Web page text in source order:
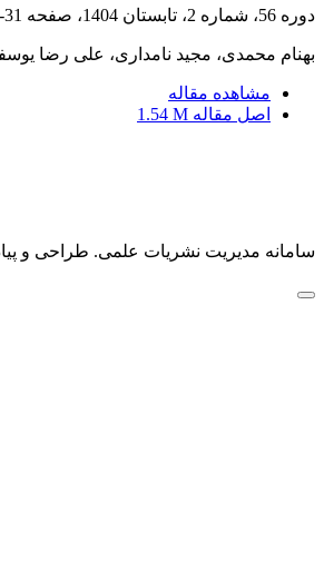
دوره 56، شماره 2، تابستان 1404، صفحه 31-50
بهنام محمدی، مجید نامداری، علی رضا
مشاهده مقاله
اصل مقاله 1.54 M
سامانه مدیریت نشریات علمی. طراحی و